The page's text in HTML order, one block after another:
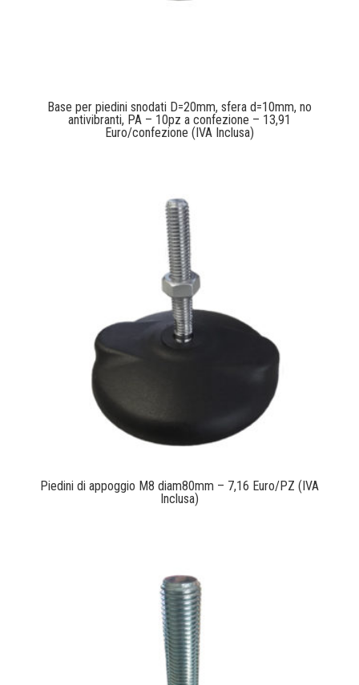
Base per piedini snodati D=20mm, sfera d=10mm, no
antivibranti, PA – 10pz a confezione – 13,91
Euro/confezione (IVA Inclusa)
Piedini di appoggio M8 diam80mm – 7,16 Euro/PZ (IVA
Inclusa)